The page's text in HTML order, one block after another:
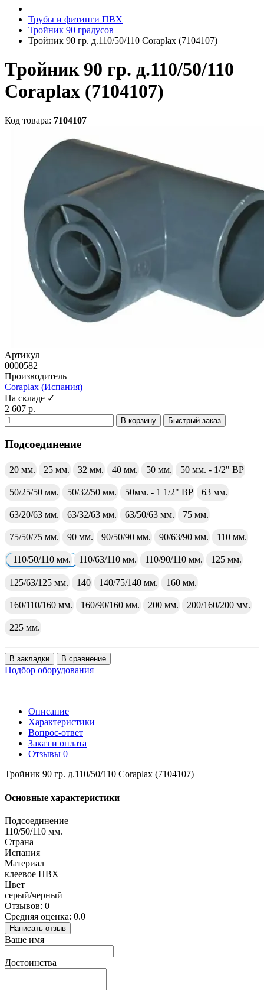
Трубы и фитинги ПВХ
Тройник 90 градусов
Тройник 90 гр. д.110/50/110 Coraplax (7104107)
Тройник 90 гр. д.110/50/110
Coraplax (7104107)
Код товара: 7104107
Артикул
0000582
Производитель
Coraplax (Испания)
На складе ✓
2 607 р.
В корзину Быстрый заказ
Подсоединение
20 мм. 25 мм. 32 мм. 40 мм. 50 мм. 50 мм. - 1/2" ВР
50/25/50 мм. 50/32/50 мм. 50мм. - 1 1/2" ВР 63 мм.
63/20/63 мм. 63/32/63 мм. 63/50/63 мм. 75 мм.
75/50/75 мм. 90 мм. 90/50/90 мм. 90/63/90 мм. 110 мм.
110/50/110 мм. 110/63/110 мм. 110/90/110 мм. 125 мм.
125/63/125 мм. 140 140/75/140 мм. 160 мм.
160/110/160 мм. 160/90/160 мм. 200 мм. 200/160/200 мм.
225 мм.
В закладки В сравнение
Подбор оборудования
Описание
Характеристики
Вопрос-ответ
Заказ и оплата
Отзывы 0
Тройник 90 гр. д.110/50/110 Coraplax (7104107)
Основные характеристики
Подсоединение
110/50/110 мм.
Страна
Испания
Материал
клеевое ПВХ
Цвет
серый/черный
Отзывов: 0
Средняя оценка: 0.0
Написать отзыв
Ваше имя
Достоинства